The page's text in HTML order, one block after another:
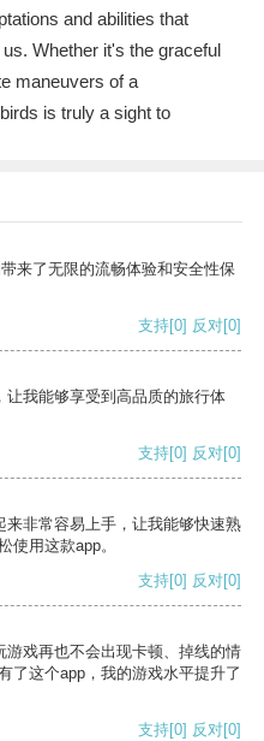
and abilities that
Whether it's the graceful
maneuvers of a
is truly a sight to
来了无限的流畅体验和安全性保
支持[0] 反对[0]
我能够享受到高品质的旅行体
支持[0] 反对[0]
非常容易上手，让我能够快速熟
使用这款app。
支持[0] 反对[0]
戏再也不会出现卡顿、掉线的情
了这个app，我的游戏水平提升了
支持[0] 反对[0]